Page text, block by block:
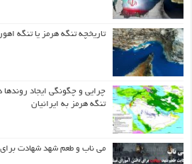
تاریخچه تنگه هرمز یا تنگه
چرایی و چگونگی ایجاد
تنگه هرمز به ایرانیان
می ناب و طعم شهد شهادت برای